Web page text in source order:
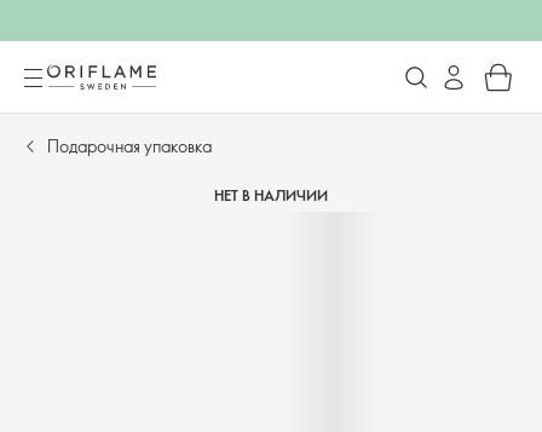
Подарочная упаковка
НЕТ В НАЛИЧИИ